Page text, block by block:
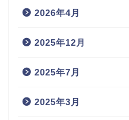
2026年4月
2025年12月
2025年7月
2025年3月